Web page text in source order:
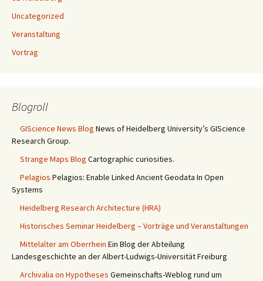
Uncategorized
Veranstaltung
Vortrag
Blogroll
GIScience News Blog News of Heidelberg University’s GIScience
Research Group.
Strange Maps Blog Cartographic curiosities.
Pelagios Pelagios: Enable Linked Ancient Geodata In Open
Systems
Heidelberg Research Architecture (HRA)
Historisches Seminar Heidelberg – Vorträge und Veranstaltungen
Mittelalter am Oberrhein Ein Blog der Abteilung
Landesgeschichte an der Albert-Ludwigs-Universität Freiburg
Archivalia on Hypotheses Gemeinschafts-Weblog rund um